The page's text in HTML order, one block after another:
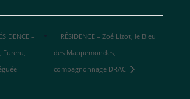
–
Fureru,
RÉSIDENCE – Zoé Lizot, le Bleu
des Mappemondes,
compagnonnage DRAC